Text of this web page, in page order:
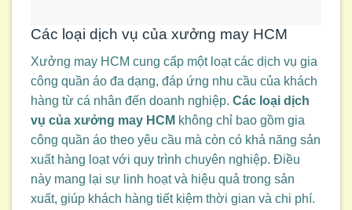
Các loại dịch vụ của xưởng may HCM
Xưởng may HCM cung cấp một loạt các dịch vụ gia
công quần áo đa dạng, đáp ứng nhu cầu của khách
hàng từ cá nhân đến doanh nghiệp. Các loại dịch
vụ của xưởng may HCM không chỉ bao gồm gia
công quần áo theo yêu cầu mà còn có khả năng sản
xuất hàng loạt với quy trình chuyên nghiệp. Điều
này mang lại sự linh hoạt và hiệu quả trong sản
xuất, giúp khách hàng tiết kiệm thời gian và chi phí.